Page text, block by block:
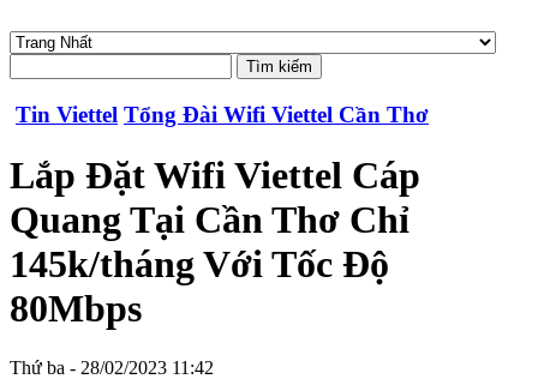
Tin Viettel Tổng Đài Wifi Viettel Cần Thơ
Lắp Đặt Wifi Viettel Cáp
Quang Tại Cần Thơ Chỉ
145k/tháng Với Tốc Độ
80Mbps
Thứ ba - 28/02/2023 11:42